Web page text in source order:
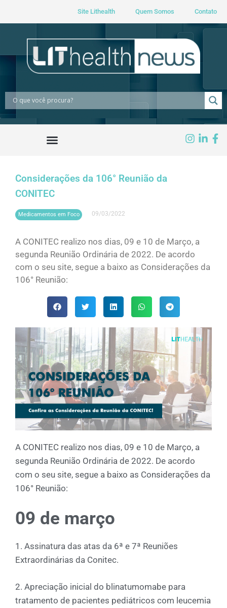
Site Lithealth Quem Somos Contato
Considerações da 106° Reunião da
CONITEC
Medicamentos em Foco 09/03/2022
A CONITEC realizo nos dias, 09 e 10 de Março, a
segunda Reunião Ordinária de 2022. De acordo
com o seu site, segue a baixo as Considerações da
106° Reunião:
A CONITEC realizo nos dias, 09 e 10 de Março, a
segunda Reunião Ordinária de 2022. De acordo
com o seu site, segue a baixo as Considerações da
106° Reunião:
09 de março
1. Assinatura das atas da 6ª e 7ª Reuniões
Extraordinárias da Conitec.
2. Apreciação inicial do blinatumomabe para
tratamento de pacientes pediátricos com leucemia